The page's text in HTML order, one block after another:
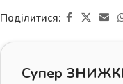
Поділитися:
Супер